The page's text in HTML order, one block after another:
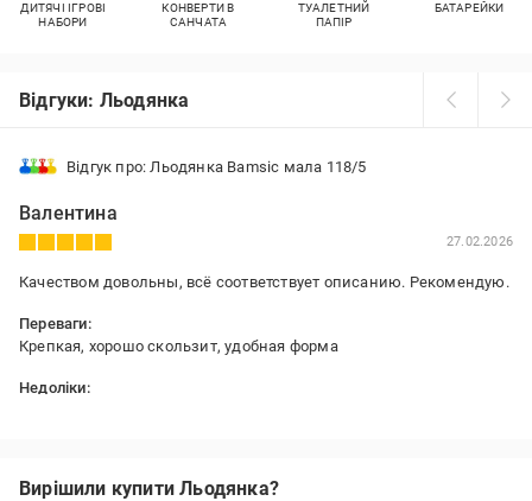
ДИТЯЧІ ІГРОВІ
НАБОРИ
КОНВЕРТИ В
САНЧАТА
ТУАЛЕТНИЙ
ПАПІР
БАТАРЕЙКИ
Відгуки: Льодянка
Відгук про: Льодянка Bamsic мала 118/5
Валентина
27.02.2026
Качеством довольны, всё соответствует описанию. Рекомендую.
Переваги:
Крепкая, хорошо скользит, удобная форма
Недоліки:
Вирішили купити Льодянка?